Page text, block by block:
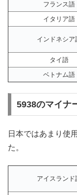
フランス語
イタリア語
インドネシア
タイ語
ベトナム語
5938のマイナ
日本ではあまり使
た。
アイスランド